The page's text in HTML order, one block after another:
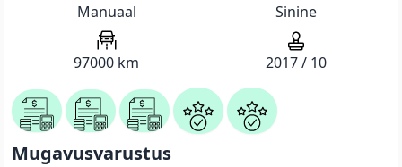
Manuaal Sinine
97000 km 2017/ 10
Mugavusvarustus